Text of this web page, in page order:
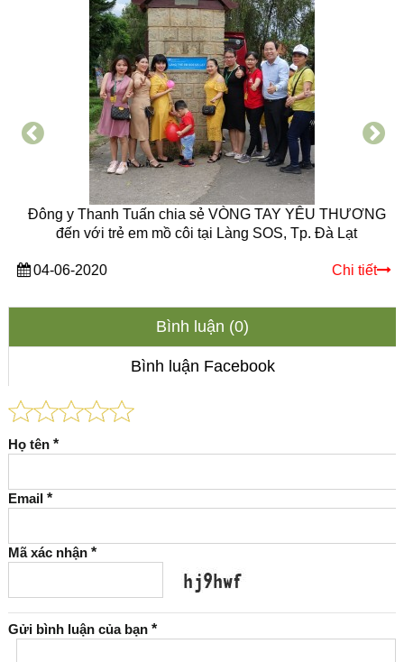
Đông y Thanh Tuấn chia sẻ VÒNG TAY YÊU THƯƠNG
đến với trẻ em mồ côi tại Làng SOS, Tp. Đà Lạt
04-06-2020 Chi tiết
Bình luận (0)
Bình luận Facebook
Họ tên *
Email *
Mã xác nhận *
Gửi bình luận của bạn *